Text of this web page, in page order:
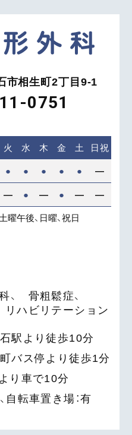
市相生町2丁目9-1
0751
曜午後、日曜、祝日
火 水 木 金 土 日祝
● ● ● ● ● ―
― ● ― ● ― ―
、
骨粗鬆症、
リハビリテーション
石駅より徒歩10分
町バス停より徒歩1分
り車で10分
自転車置き場：有